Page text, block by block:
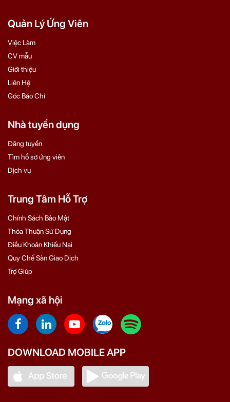
Quản Lý Ứng Viên
Việc Làm
CV mẫu
Giới thiệu
Liên Hệ
Góc Báo Chí
Nhà tuyển dụng
Đăng tuyển
Tìm hồ sơ ứng viên
Dịch vụ
Trung Tâm Hỗ Trợ
Chính Sách Bảo Mật
Thỏa Thuận Sử Dụng
Điều Khoản Khiếu Nại
Quy Chế Sàn Giao Dịch
Trợ Giúp
Mạng xã hội
DOWNLOAD MOBILE APP